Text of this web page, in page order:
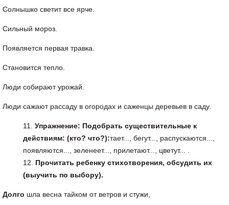
Солнышко светит все ярче.
Сильный мороз.
Появляется первая травка.
Становится тепло.
Люди собирают урожай.
Люди сажают рассаду в огородах и саженцы деревьев в саду.
Упражнение: Подобрать существительные к
действиям: (кто? что?):тает..., бегут..., распускаются...,
появляются..., зеленеет..., прилетают..., цветут... .
Прочитать ребенку стихотворения, обсудить их
(выучить по выбору).
Долго шла весна тайком от ветров и стужи,